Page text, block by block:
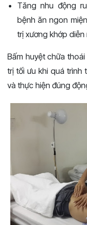
Tăng nhu động
bệnh ăn ngon
trị xương khớp diễn
Bấm huyệt chữa
trị tối ưu khi quá trình
và thực hiện đúng